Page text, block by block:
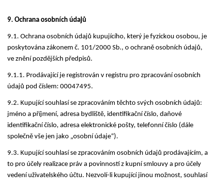
9. Ochrana osobních údajů
9.1. Ochrana osobních údajů kupujícího, který je fyzickou osobou, je
poskytována zákonem č. 101/2000 Sb., o ochraně osobních údajů,
ve znění pozdějších předpisů.
9.1.1. Prodávající je registrován v registru pro zpracování osobních
údajů pod číslem: 00047495.
9.2. Kupující souhlasí se zpracováním těchto svých osobních údajů:
jméno a příjmení, adresa bydliště, identifikační číslo, daňové
identifikační číslo, adresa elektronické pošty, telefonní číslo (dále
společně vše jen jako „osobní údaje“).
9.3. Kupující souhlasí se zpracováním osobních údajů prodávajícím, a
to pro účely realizace práv a povinností z kupní smlouvy a pro účely
vedení uživatelského účtu. Nezvolí-li kupující jinou možnost, souhlasí